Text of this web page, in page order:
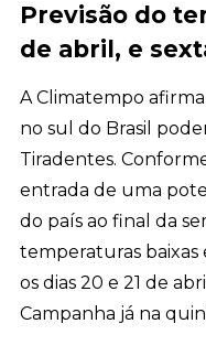
Previsão do
de abril, e
A Climatempo
no sul do Brasil
Tiradentes.
entrada de uma
do país ao final da
temperaturas
os dias 20 e 21 de
Campanha já na